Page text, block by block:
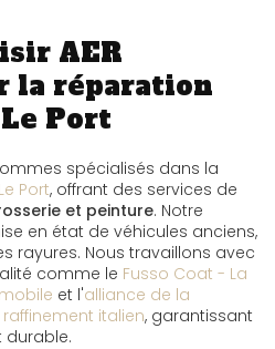
AER
la réparation
Port
spécialisés dans la
Port, offrant des services de
et peinture. Notre
en état de véhicules anciens,
rayures. Nous travaillons avec
comme le Fusso Coat - La
et l'alliance de la
italien, garantissant
durable.